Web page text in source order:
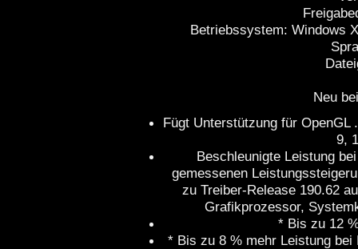
Betriebssystem: Windows
Neu
Fügt Unterstützung für
9,
Beschleunigte Leistung
gemessenen
zu Treiber-Release 190.62
Grafikprozessor,
* Bis zu 12
* Bis zu 8 % mehr Leistung